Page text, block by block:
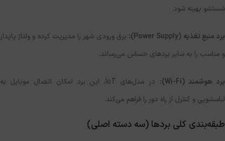
شستشو بهینه شود.
برد منبع تغذیه (Power Supply
): برق ورودی شهر را مدیریت کرده و ولتاژ پایدار
و مناسب را به سایر بردهای حساس می‌رساند.
برد هوشمند (Wi-Fi
):
در مدل‌های IoT، این برد امکان اتصال موبایل به
لباسشویی و کنترل از راه دور را فراهم می‌کند.
طبقه‌بندی کلی بردها (سه دسته اصلی)